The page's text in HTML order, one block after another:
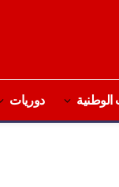
الوطنية دوريات